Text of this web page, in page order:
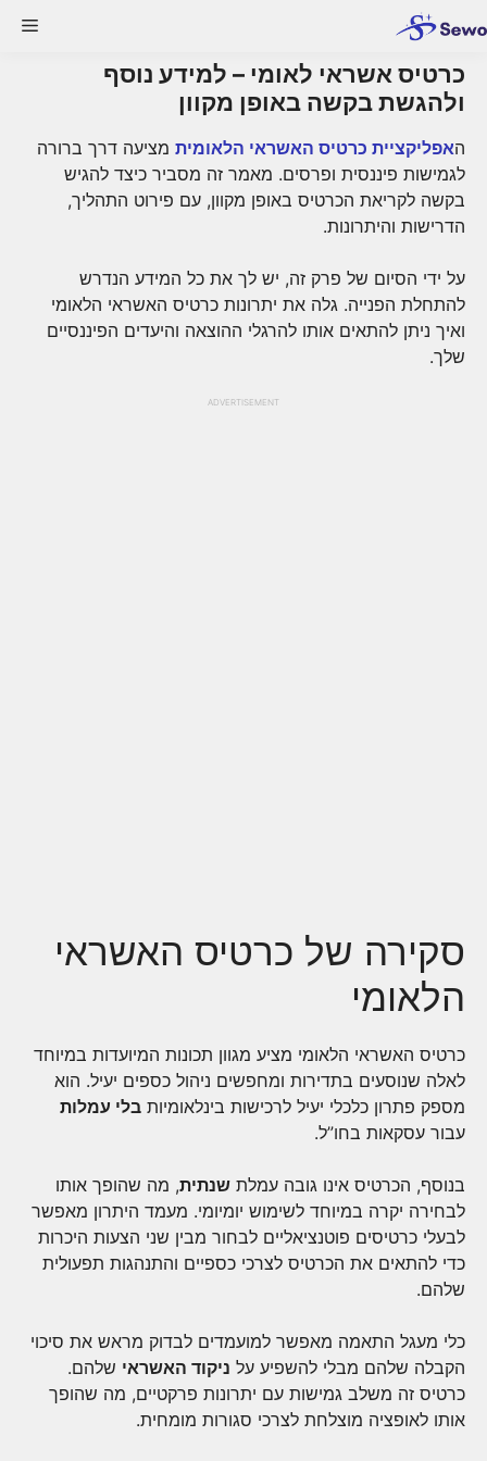
to
content
כרטיס אשראי לאומי – למידע נוסף
ולהגשת בקשה באופן מקוון
האפליקציית כרטיס האשראי הלאומית מציעה דרך ברורה
לגמישות פיננסית ופרסים. מאמר זה מסביר כיצד להגיש
בקשה לקריאת הכרטיס באופן מקוון, עם פירוט התהליך,
הדרישות והיתרונות.
על ידי הסיום של פרק זה, יש לך את כל המידע הנדרש
להתחלת הפנייה. גלה את יתרונות כרטיס האשראי הלאומי
ואיך ניתן להתאים אותו להרגלי ההוצאה והיעדים הפיננסיים
שלך.
ADVERTISEMENT
סקירה של כרטיס האשראי
הלאומי
כרטיס האשראי הלאומי מציע מגוון תכונות המיועדות במיוחד
לאלה שנוסעים בתדירות ומחפשים ניהול כספים יעיל. הוא
מספק פתרון כלכלי יעיל לרכישות בינלאומיות בלי עמלות
עבור עסקאות בחו”ל.
בנוסף, הכרטיס אינו גובה עמלת שנתית, מה שהופך אותו
לבחירה יקרה במיוחד לשימוש יומיומי. מעמד היתרון מאפשר
לבעלי כרטיסים פוטנציאליים לבחור מבין שני הצעות היכרות
כדי להתאים את הכרטיס לצרכי כספיים והתנהגות תפעולית
שלהם.
כלי מעגל התאמה מאפשר למועמדים לבדוק מראש את סיכוי
הקבלה שלהם מבלי להשפיע על ניקוד האשראי שלהם.
כרטיס זה משלב גמישות עם יתרונות פרקטיים, מה שהופך
אותו לאופציה מוצלחת לצרכי סגורות מומחית.